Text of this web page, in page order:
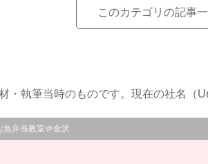
このカテゴリの記事
・執筆当時のものです。現在の社名（
魚弁当教室＠金沢